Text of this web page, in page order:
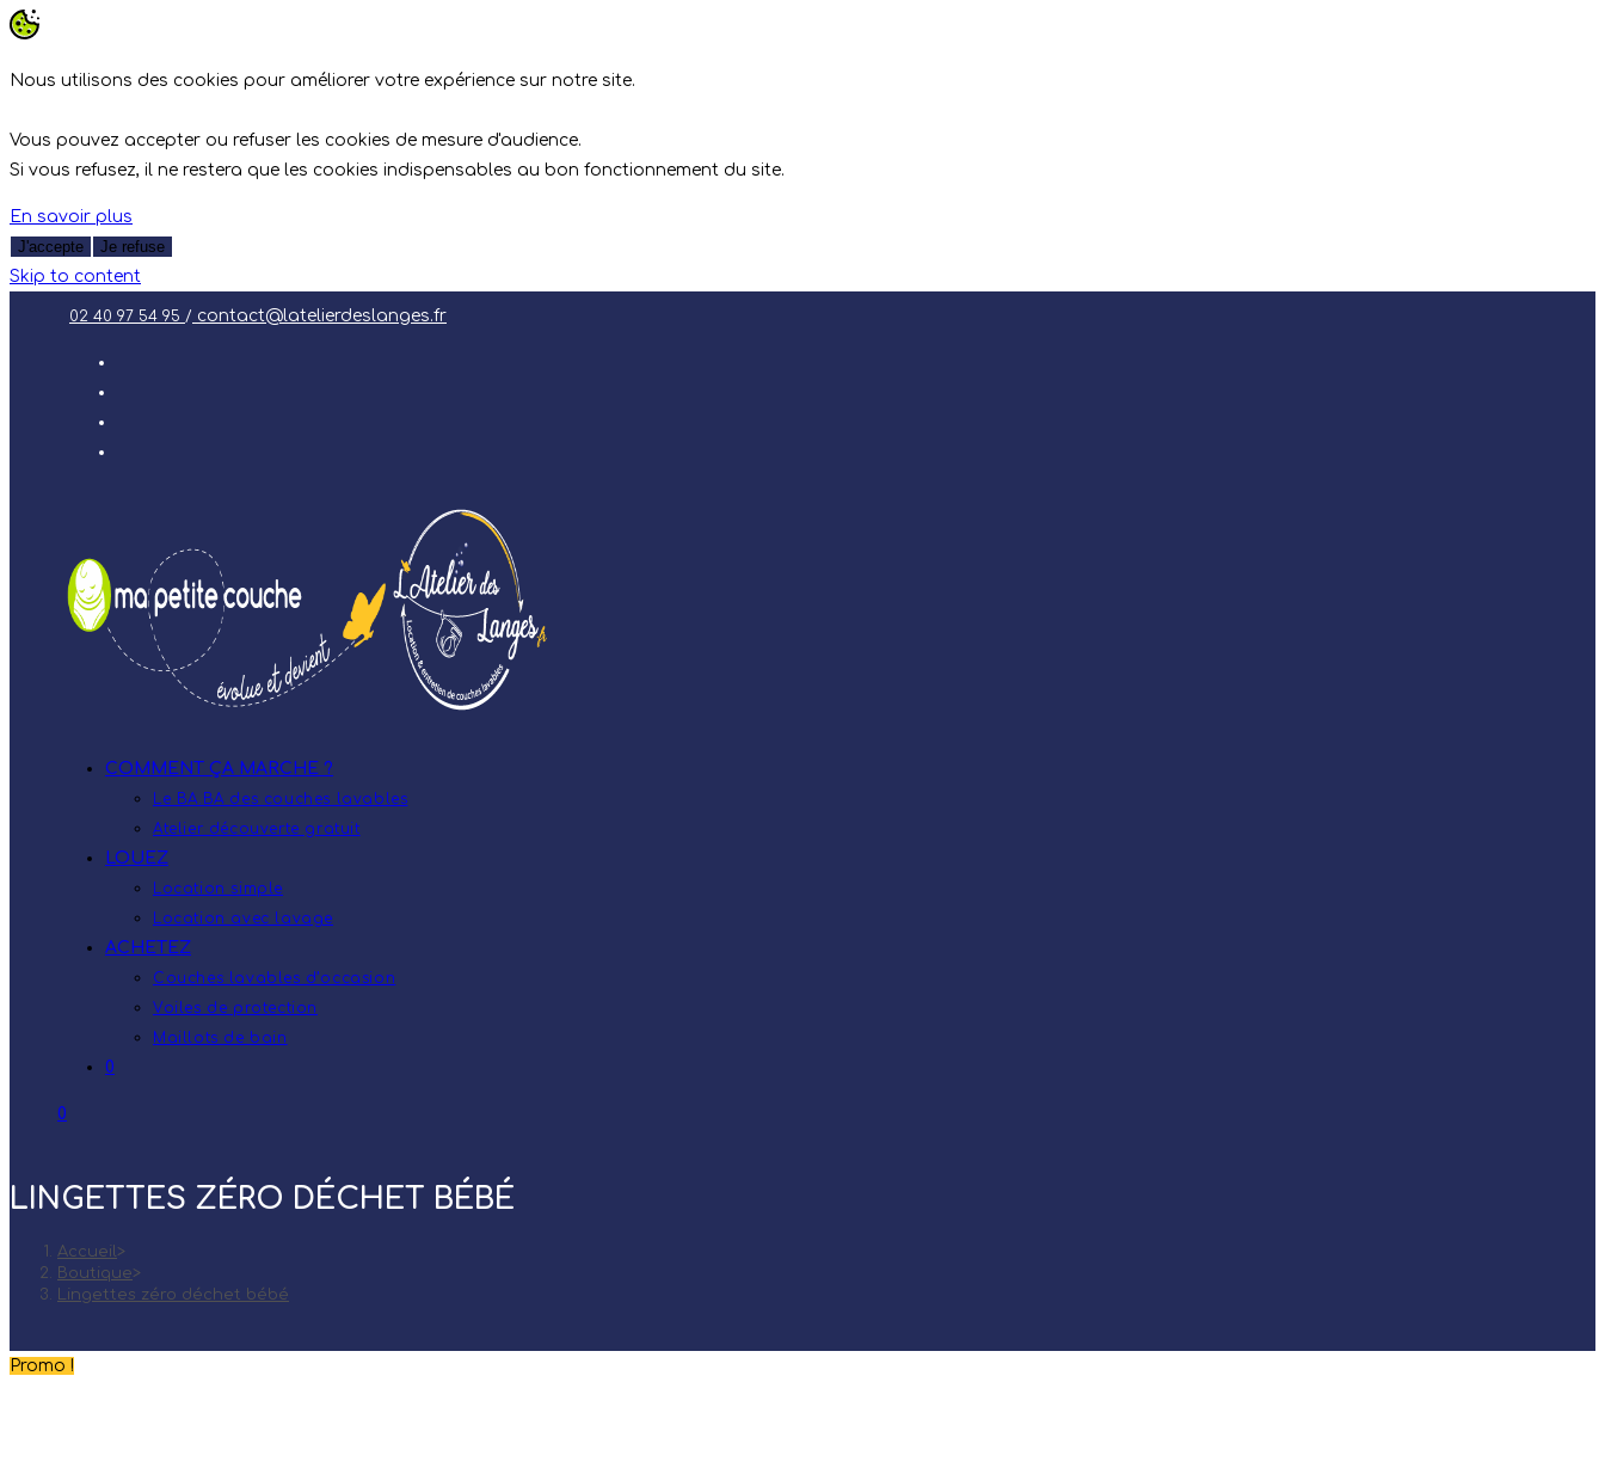
Nous utilisons des cookies pour améliorer votre expérience sur notre site.
Vous pouvez accepter ou refuser les cookies de mesure d'audience.
Si vous refusez, il ne restera que les cookies indispensables au bon fonctionnement du site.
En savoir plus
J'accepte
Je refuse
Skip to content
02 40 97 54 95 / contact@latelierdeslanges.fr
COMMENT ÇA MARCHE ?
Le BA.BA des couches lavables
Atelier découverte gratuit
LOUEZ
Location simple
Location avec lavage
ACHETEZ
Couches lavables d’occasion
Voiles de protection
Maillots de bain
0
0
LINGETTES ZÉRO DÉCHET BÉBÉ
Accueil >
Boutique>
Lingettes zéro déchet bébé
Promo !